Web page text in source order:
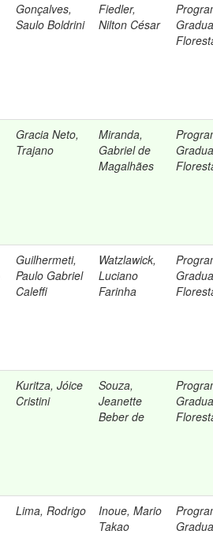
Gonçalves,
Saulo Boldrini
Fiedler,
Nilton César
Gracia Neto,
Trajano
Miranda,
Gabriel de
Magalhães
Guilhermeti,
Paulo Gabriel
Caleffi
Watzlawick,
Luciano
Farinha
Kuritza, Jóice
Cristini
Souza,
Jeanette
Beber de
Lima, Rodrigo
Inoue, Mario
Takao